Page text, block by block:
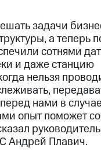
задачи
а теперь
сотнями
и даже станцию
нельзя
нами в случае
опыт поможет
Андрей Плавич.